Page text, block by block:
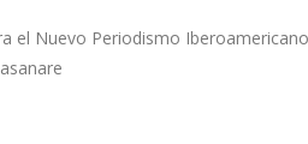
el Nuevo Periodismo